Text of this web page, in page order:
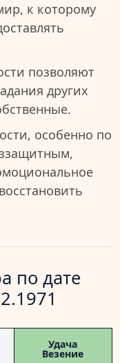
к которому
позволяют
других
особенно по
по дате
Удача
Везение